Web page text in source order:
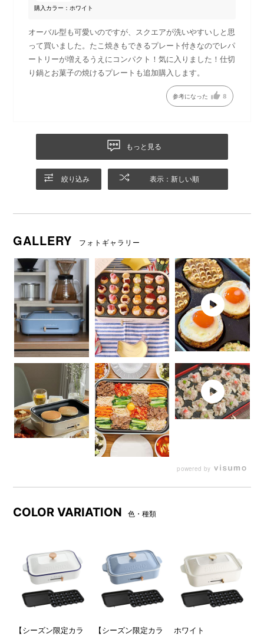
Play: Keynote (Google I/O
ホーロー鍋をイメージしたあたたかみのあるデザインで、イン
テリアや調理シーンにもぴったり。
プレート、本体、フタの一体感を重視し、パッと見でホットプ
レートには見えない高級感を追及しました。テーブルの上に料
理をそのまま出しても、盛り上がること間違いなしです。
にすっきり置けるから
そんな不満を解消してくれる、2～3人用のちょうどいいサイズ
感。食卓を占領しないから、1人暮らしでも、家族の食事に
も、毎日使える「新しい」ホットプレートの形です。
しまいやすさ◎、使いやすさ◎！
購入カラー：ホワイト
オーバル型も可愛いのですが、スクエアが洗いやすいしと思
って買いました。たこ焼きもできるプレート付きなのでレパ
ートリーが増えるうえにコンパクト！気に入りました！仕切
り鍋とお菓子の焼けるプレートも追加購入します。
参考になった 8
もっと見る
絞り込み 表示：新しい順
GALLERY フォトギャラリー
powered by
COLOR VARIATION 色・種類
【シーズン限定カラ
【シーズン限定カラ
ホワイト